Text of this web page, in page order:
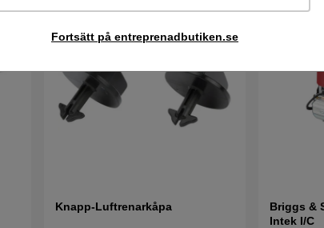
Fortsätt på entreprenadbutiken.se
Knapp-Luftrenarkåpa
Briggs &
Intek I/C